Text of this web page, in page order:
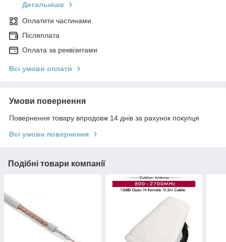
Детальніше
Оплатити частинами
Післяплата
Оплата за реквізитами
Всі умови оплати
Умови повернення
Повернення товару впродовж 14 днів за рахунок покупця
Всі умови повернення
Подібні товари компанії